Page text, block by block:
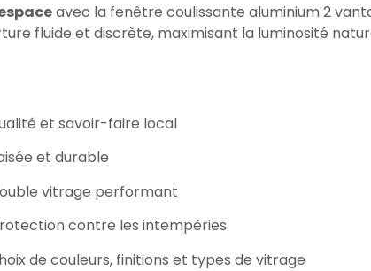
avec la fenêtre coulissante aluminium 2
fluide et discrète, maximisant la luminosité
et savoir-faire local
et durable
vitrage performant
contre les intempéries
de couleurs, finitions et types de vitrage